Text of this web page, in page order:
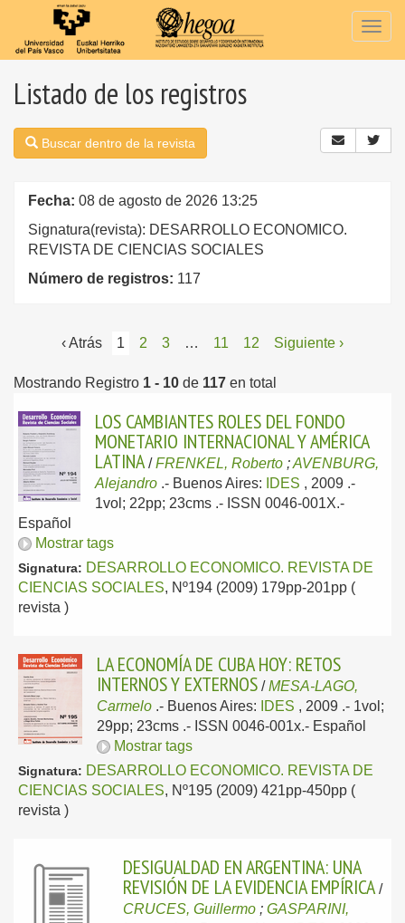
Listado de los registros
Buscar dentro de la revista
Fecha: 08 de agosto de 2026 13:25
Signatura(revista): DESARROLLO ECONOMICO.
REVISTA DE CIENCIAS SOCIALES
Número de registros: 117
‹ Atrás 1 2 3 … 11 12 Siguiente ›
Mostrando Registro 1 - 10 de 117 en total
LOS CAMBIANTES ROLES DEL FONDO
MONETARIO INTERNACIONAL Y AMÉRICA
LATINA /FRENKEL, Roberto ;AVENBURG,
Alejandro .- Buenos Aires: IDES , 2009 .-
1vol; 22pp; 23cms .- ISSN 0046-001X.-
Español
Mostrar tags
Signatura: DESARROLLO ECONOMICO. REVISTA DE
CIENCIAS SOCIALES, Nº194 (2009) 179pp-201pp (
revista )
LA ECONOMÍA DE CUBA HOY: RETOS
INTERNOS Y EXTERNOS /MESA-LAGO,
Carmelo .- Buenos Aires: IDES , 2009 .- 1vol;
29pp; 23cms .- ISSN 0046-001x.- Español
Mostrar tags
Signatura: DESARROLLO ECONOMICO. REVISTA DE
CIENCIAS SOCIALES, Nº195 (2009) 421pp-450pp (
revista )
DESIGUALDAD EN ARGENTINA: UNA
REVISIÓN DE LA EVIDENCIA EMPÍRICA /
CRUCES, Guillermo ; GASPARINI,